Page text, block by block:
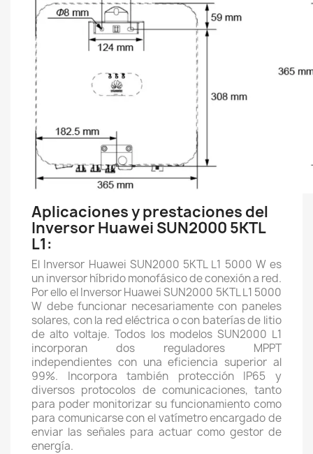
Aplicaciones y prestaciones del
Inversor Huawei SUN2000 5KTL
L1:
El Inversor Huawei SUN2000 5KTL L1 5000 W es
un inversor híbrido monofásico de conexión a red.
Por ello el Inversor Huawei SUN2000 5KTL L1 5000
W debe funcionar necesariamente con paneles
solares, con la red eléctrica o con baterías de litio
de alto voltaje. Todos los modelos SUN2000 L1
incorporan dos reguladores MPPT
independientes con una eficiencia superior al
99%. Incorpora también protección IP65 y
diversos protocolos de comunicaciones, tanto
para poder monitorizar su funcionamiento como
para comunicarse con el vatímetro encargado de
enviar las señales para actuar como gestor de
energía.